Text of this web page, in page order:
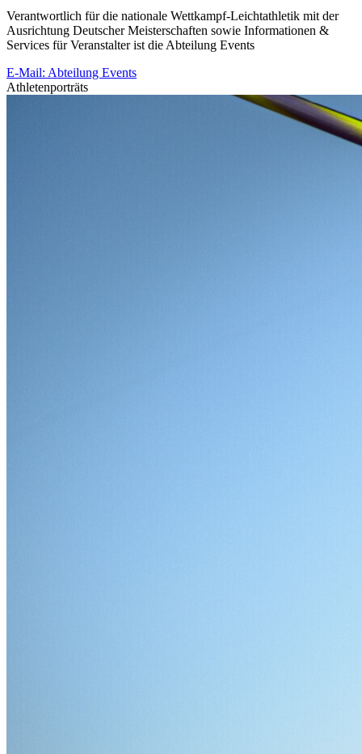
Verantwortlich für die nationale Wettkampf-Leichtathletik mit der
Ausrichtung Deutscher Meisterschaften sowie Informationen &
Services für Veranstalter ist die Abteilung Events
E-Mail: Abteilung Events
Athletenporträts